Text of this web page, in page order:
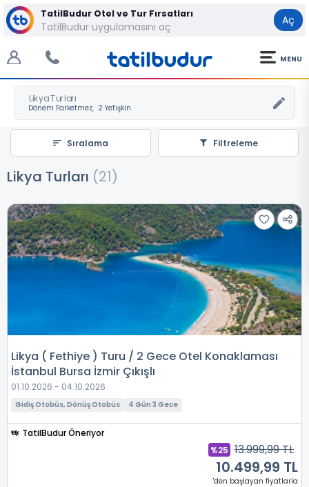
TatilBudur Otel ve Tur Fırsatları
TatilBudur uygulamasını aç Aç
MENU
Likya Turları
Sıralama Filtreleme
Likya Turları (21)
Likya ( Fethiye ) Turu / 2 Gece Otel Konaklaması
İstanbul Bursa İzmir Çıkışlı
01.10.2026 - 04.10.2026
Gidiş Otobüs, Dönüş Otobüs 4 Gün 3 Gece
TatilBudur Öneriyor
%25 13.999,99 TL
10.499,99 TL
'den başlayan fiyatlarla